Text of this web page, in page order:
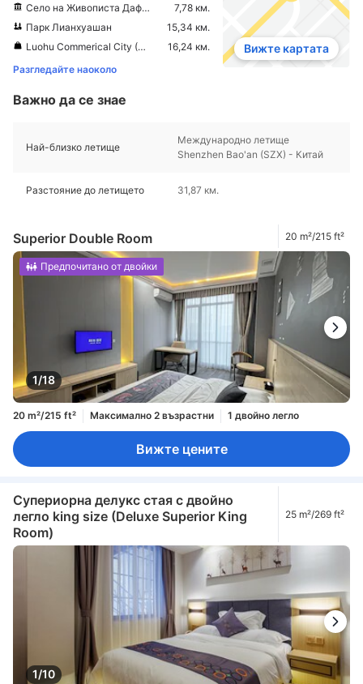
Село на Живописта Дафен
7,78 км.
Парк Лианхуашан
15,34 км.
Luohu Commerical City (Lo Wu Shopping Plaza)
16,24 км.
Разгледайте наоколо
Вижте картата
Важно да се знае
Най-близко летище
Международно летище
Shenzhen Bao'an (SZX) - Китай
Разстояние до летището 31,87 км.
Superior Double Room 20 m²/215 ft²
1/18
Предпочитано от двойки
20 m²/215 ft² Максимално 2 възрастни 1 двойно легло
Вижте цените
Супериорна делукс стая с двойно
легло king size (Deluxe Superior King
Room)
25 m²/269 ft²
1/10